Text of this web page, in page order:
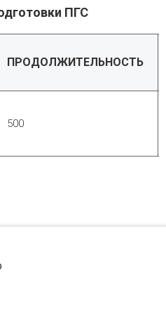
ПГС
ПРОДОЛЖИТЕЛЬНОСТЬ
500